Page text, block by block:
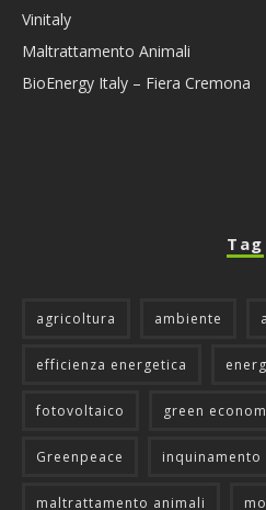
Vinitaly
Maltrattamento Animali
BioEnergy Italy – Fiera Cremona
Tag
agricoltura ambiente
efficienza energetica
fotovoltaico green
Greenpeace inquinamento
maltrattamento animali